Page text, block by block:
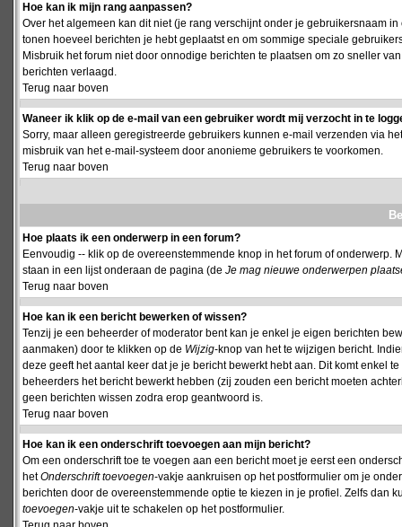
Hoe kan ik mijn rang aanpassen?
Over het algemeen kan dit niet (je rang verschijnt onder je gebruikersnaam
tonen hoeveel berichten je hebt geplaatst en om sommige speciale
Misbruik het forum niet door onnodige berichten te plaatsen om zo sneller
berichten verlaagd.
Terug naar boven
Waneer ik klik op de e-mail van een gebruiker wordt mij verzocht in te
Sorry, maar alleen geregistreerde gebruikers kunnen e-mail verzenden via
misbruik van het e-mail-systeem door anonieme gebruikers te voorkomen.
Terug naar boven
Hoe plaats ik een onderwerp in een forum?
Eenvoudig -- klik op de overeenstemmende knop in het forum of
staan in een lijst onderaan de pagina (de Je mag nieuwe onderwerpen
Terug naar boven
Hoe kan ik een bericht bewerken of wissen?
Tenzij je een beheerder of moderator bent kan je enkel je eigen berichten
aanmaken) door te klikken op de Wijzig-knop van het te wijzigen bericht.
deze geeft het aantal keer dat je je bericht bewerkt hebt aan. Dit komt enkel
beheerders het bericht bewerkt hebben (zij zouden een bericht moeten
geen berichten wissen zodra erop geantwoord is.
Terug naar boven
Hoe kan ik een onderschrift toevoegen aan mijn bericht?
Om een onderschrift toe te voegen aan een bericht moet je eerst een
hetOnderschrift toevoegen-vakje aankruisen op het postformulier om je
berichten door de overeenstemmende optie te kiezen in je profiel. Zelfs dan
toevoegen-vakje uit te schakelen op het postformulier.